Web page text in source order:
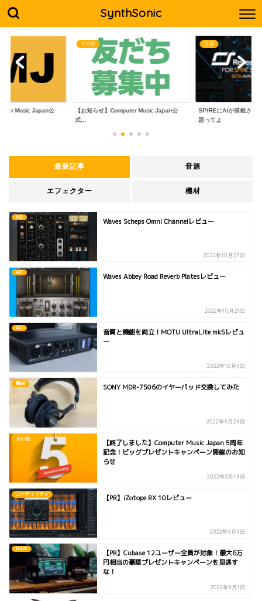
SynthSonic
Music Japan公
その他
【お知らせ】Computer Music Japan公
式...
音源
SPIREにAIが搭載され
題ってよ
最新記事 音源
エフェクター 機材
AD Waves Scheps Omni Channelレビュー
2022年10月27日
AD Waves Abbey Road Reverb Platesレビュー
2022年10月21日
AD
音質と機能を両立！MOTU UltraLite mk5レビュ
ー
2022年10月6日
機材 SONY MDR-7506のイヤーパッド交換してみた
2022年9月24日
その他
【終了しました】Computer Music Japan 5周年
記念！ビッグプレゼントキャンペーン開催のお知
らせ
2022年9月14日
ユーティリティ 【PR】iZotope RX 10レビュー
2022年9月9日
DAW
【PR】Cubase 12ユーザー全員が対象！最大6万
円相当の豪華プレゼントキャンペーンを見逃す
な！
2022年9月1日